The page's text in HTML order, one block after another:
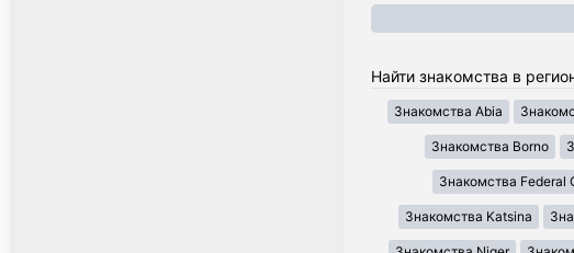
Найти знакомства в
Знакомства Abia
Знакомства Borno
Знакомства Federal
Знакомства Katsina